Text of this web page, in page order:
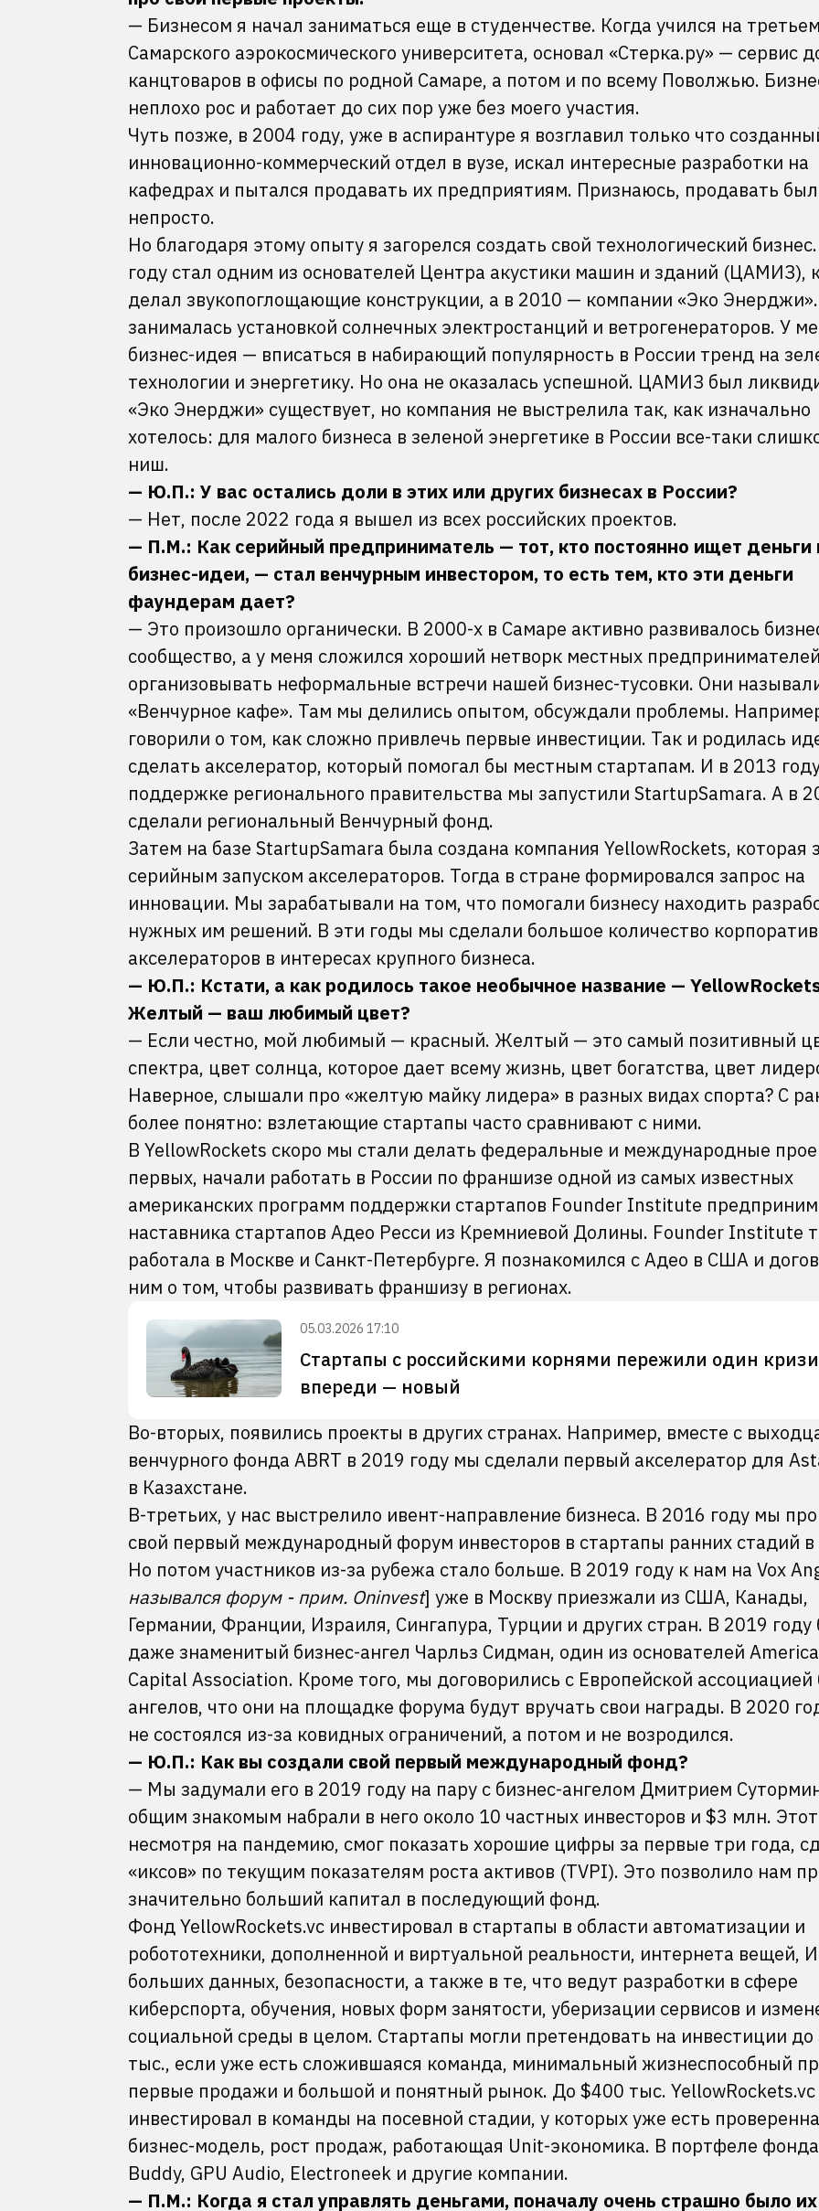
— Бизнесом я начал заниматься еще в студенчестве. Когда учился на
Самарского аэрокосмического университета, основал «Стерка.ру» — сервис
канцтоваров в офисы по родной Самаре, а потом и по всему Поволжью.
неплохо рос и работает до сих пор уже без моего участия.
Чуть позже, в 2004 году, уже в аспирантуре я возглавил только что
инновационно-коммерческий отдел в вузе, искал интересные разработки на
кафедрах и пытался продавать их предприятиям. Признаюсь, продавать
непросто.
Но благодаря этому опыту я загорелся создать свой технологический
году стал одним из основателей Центра акустики машин и зданий (ЦАМИЗ),
делал звукопоглощающие конструкции, а в 2010 — компании «Эко
занималась установкой солнечных электростанций и ветрогенераторов. У
бизнес-идея — вписаться в набирающий популярность в России тренд на
технологии и энергетику. Но она не оказалась успешной. ЦАМИЗ был
«Эко Энерджи» существует, но компания не выстрелила так, как изначально
хотелось: для малого бизнеса в зеленой энергетике в России все-таки
ниш.
— Ю.П.: У вас остались доли в этих или других бизнесах в России?
— Нет, после 2022 года я вышел из всех российских проектов.
— П.М.: Как серийный предприниматель — тот, кто постоянно ищет деньги
бизнес-идеи, — стал венчурным инвестором, то есть тем, кто эти деньги
фаундерам дает?
— Это произошло органически. В 2000-х в Самаре активно развивалось
сообщество, а у меня сложился хороший нетворк местных
организовывать неформальные встречи нашей бизнес-тусовки. Они
«Венчурное кафе». Там мы делились опытом, обсуждали проблемы.
говорили о том, как сложно привлечь первые инвестиции. Так и родилась
сделать акселератор, который помогал бы местным стартапам. И в 2013
поддержке регионального правительства мы запустили StartupSamara. А в
сделали региональный Венчурный фонд.
Затем на базе StartupSamara была создана компания YellowRockets, которая
серийным запуском акселераторов. Тогда в стране формировался запрос на
инновации. Мы зарабатывали на том, что помогали бизнесу находить
нужных им решений. В эти годы мы сделали большое количество
акселераторов в интересах крупного бизнеса.
— Ю.П.: Кстати, а как родилось такое необычное название —
Желтый — ваш любимый цвет?
— Если честно, мой любимый — красный. Желтый — это самый позитивный
спектра, цвет солнца, которое дает всему жизнь, цвет богатства, цвет
Наверное, слышали про «желтую майку лидера» в разных видах спорта? С
более понятно: взлетающие стартапы часто сравнивают с ними.
В YellowRockets скоро мы стали делать федеральные и международные
первых, начали работать в России по франшизе одной из самых известных
американских программ поддержки стартапов Founder Institute
наставника стартапов Адео Ресси из Кремниевой Долины. Founder Institute
работала в Москве и Санкт-Петербурге. Я познакомился с Адео в США и
ним о том, чтобы развивать франшизу в регионах.
05.03.2026 17:10
Стартапы с российскими корнями пережили один
впереди — новый
Во-вторых, появились проекты в других странах. Например, вместе с
венчурного фонда ABRT в 2019 году мы сделали первый акселератор для
в Казахстане.
В-третьих, у нас выстрелило ивент-направление бизнеса. В 2016 году мы
свой первый международный форум инвесторов в стартапы ранних стадий
Но потом участников из-за рубежа стало больше. В 2019 году к нам на Vox
назывался форум - прим. Oninvest] уже в Москву приезжали из США, Канады,
Германии, Франции, Израиля, Сингапура, Турции и других стран. В 2019
даже знаменитый бизнес-ангел Чарльз Сидман, один из основателей
Capital Association. Кроме того, мы договорились с Европейской ассоциацией
ангелов, что они на площадке форума будут вручать свои награды. В 2020
не состоялся из-за ковидных ограничений, а потом и не возродился.
— Ю.П.: Как вы создали свой первый международный фонд?
— Мы задумали его в 2019 году на пару с бизнес-ангелом Дмитрием
общим знакомым набрали в него около 10 частных инвесторов и $3 млн.
несмотря на пандемию, смог показать хорошие цифры за первые три года,
«иксов» по текущим показателям роста активов (TVPI). Это позволило нам
значительно больший капитал в последующий фонд.
Фонд YellowRockets.vc инвестировал в стартапы в области автоматизации и
робототехники, дополненной и виртуальной реальности, интернета вещей,
больших данных, безопасности, а также в те, что ведут разработки в сфере
киберспорта, обучения, новых форм занятости, уберизации сервисов и
социальной среды в целом. Стартапы могли претендовать на инвестиции
тыс., если уже есть сложившаяся команда, минимальный жизнеспособный
первые продажи и большой и понятный рынок. До $400 тыс. YellowRockets.vc
инвестировал в команды на посевной стадии, у которых уже есть
бизнес-модель, рост продаж, работающая Unit-экономика. В портфеле
Buddy, GPU Audio, Electroneek и другие компании.
— П.М.: Когда я стал управлять деньгами, поначалу очень страшно было их